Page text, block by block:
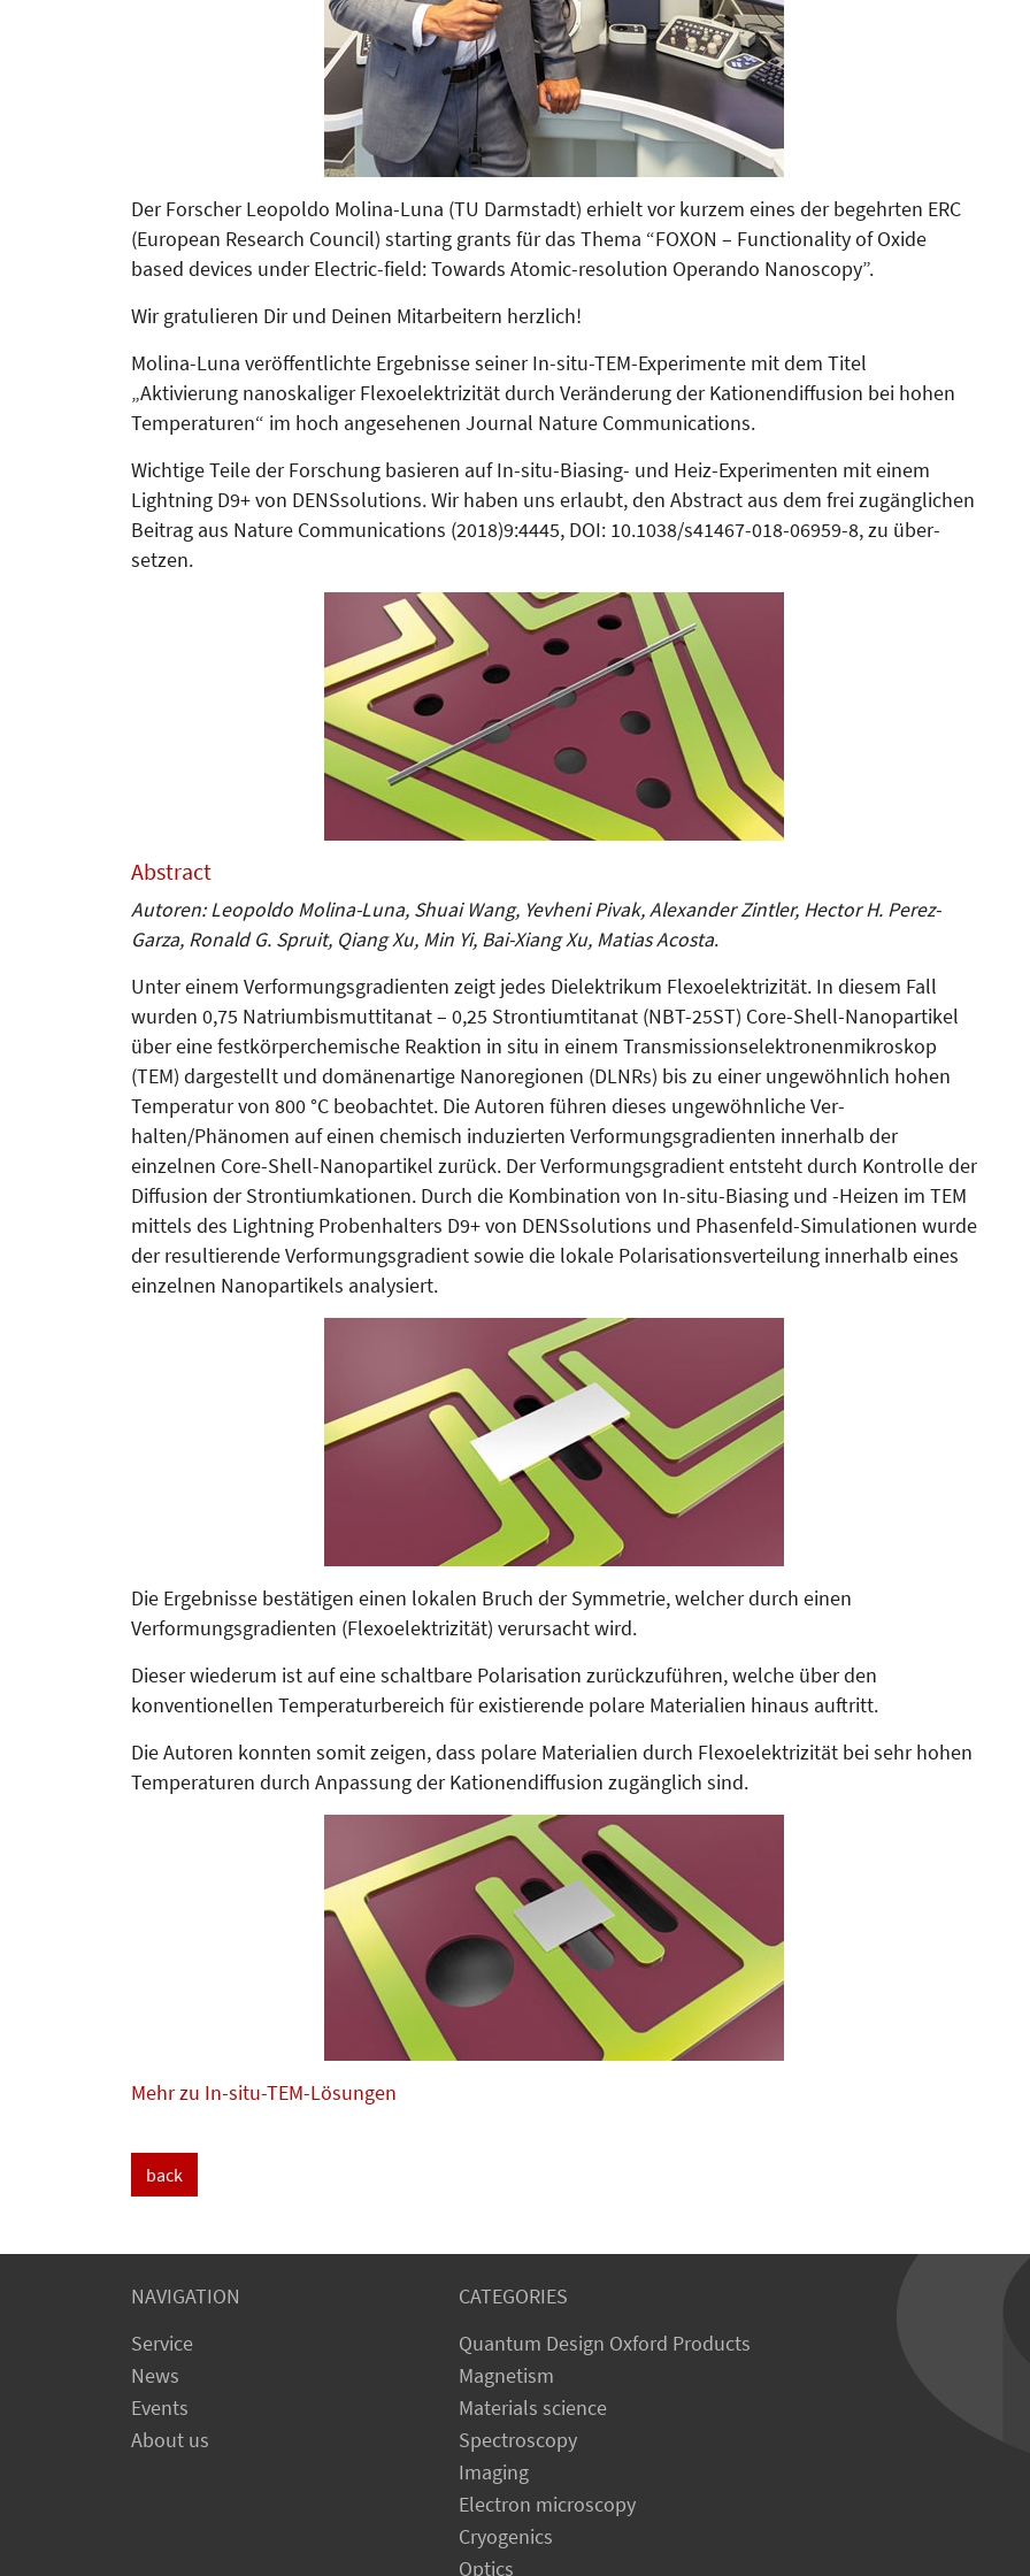
Der Forscher Leopoldo Molina-Luna (TU Darm­stadt) erhielt vor kurzem eines der begehrten ERC
(Euro­pean Research Council) starting grants für das Thema “FOXON – Functionality of Oxide
based devices under Electric-field: Towards Atomic-resolution Operando Nanoscopy”.
Wir gratulieren Dir und Deinen Mit­arbeitern herzlich!
Molina-Luna veröffentlichte Ergebnisse seiner In-situ-TEM-Experimente mit dem Titel
„Aktivierung nanoskaliger Flexoelektrizität durch Veränderung der Kationendiffusion bei hohen
Tem­­peraturen“ im hoch angesehenen Jour­­nal Nature Communications.
Wichtige Teile der For­schung basieren auf In-situ-Biasing- und Heiz-Experimenten mit einem
Lightning D9+ von DENS­solutions. Wir haben uns erlaubt, den Abstract aus dem frei zugänglichen
Beitrag aus Nature Communications (2018)9:4445, DOI: 10.1038/s41467-018-06959-8, zu über­
setzen.
Abstract
Autoren: Leopoldo Molina-Luna, Shuai Wang, Yevheni Pivak, Alexander Zintler, Hector H. Perez-
Garza, Ronald G. Spruit, Qiang Xu, Min Yi, Bai-Xiang Xu, Matias Acosta.
Unter einem Verfor­­mungsgradienten zeigt jedes Dielek­trikum Flexoelek­trizität. In diesem Fall
wurden 0,75 Natrium­bismut­titanat – 0,25 Stron­tium­tita­nat (NBT-25ST) Core-Shell-Na­no­partikel
über eine festkörperchemi­sche Reak­tion in situ in einem Trans­­mis­sions­elek­tronenmikroskop
(TEM) dargestellt und domänenartige Nano­regionen (DLNRs) bis zu einer ungewöhnlich hohen
Temperatur von 800 °C beobachtet. Die Au­to­ren führen dieses ungewöhn­liche Ver­
halten/Phänomen auf einen chemisch induzierten Verfor­mungs­gra­dienten innerhalb der
einzelnen Core-Shell-Nanopartikel zurück. Der Verformungsgradient entsteht durch Kontrolle der
Dif­fusion der Strontiumkationen. Durch die Kom­bination von In-situ-Biasing und -Heizen im TEM
mittels des Lightning Probenhalters D9+ von DENS­solutions und Phasenfeld-Si­mu­lationen wurde
der resultierende Ver­formungsgradient sowie die lo­kale Polarisationsverteilung innerhalb eines
einzelnen Nanopartikels ana­lysiert.
Die Ergebnisse bestätigen einen lokalen Bruch der Symmetrie, welcher durch einen
Verformungsgradienten (Flexoelektrizität) verursacht wird.
Dieser wiederum ist auf eine schaltbare Polarisation zurückzuführen, wel­che über den
konventionellen Tem­peraturbereich für existierende polare Materialien hinaus auftritt.
Die Autoren konnten somit zeigen, dass polare Materialien durch Flexo­elektrizität bei sehr hohen
Tem­­­pe­raturen durch Anpassung der Ka­tionendiffusion zugänglich sind.
Mehr zu In-situ-TEM-Lösungen
back
NAVIGATION
Service
News
Events
About us
CATEGORIES
Quantum Design Oxford Products
Magnetism
Materials science
Spectroscopy
Imaging
Electron microscopy
Cryogenics
Optics